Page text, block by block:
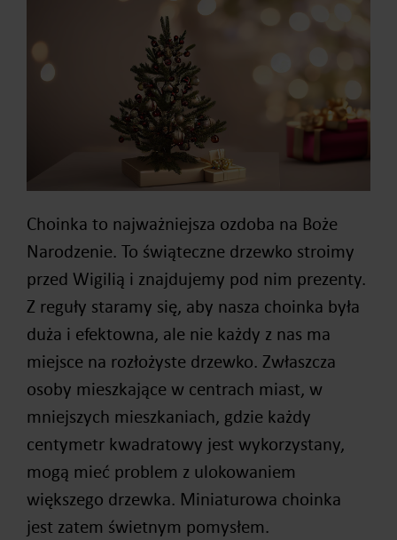
Choinka to najważniejsza ozdoba na Boże
Narodzenie. To świąteczne drzewko stroimy
przed Wigilią i znajdujemy pod nim prezenty.
Z reguły staramy się, aby nasza choinka była
duża i efektowna, ale nie każdy z nas ma
miejsce na rozłożyste drzewko. Zwłaszcza
osoby mieszkające w centrach miast, w
mniejszych mieszkaniach, gdzie każdy
centymetr kwadratowy jest wykorzystany,
mogą mieć problem z ulokowaniem
większego drzewka. Miniaturowa choinka
jest zatem świetnym pomysłem.